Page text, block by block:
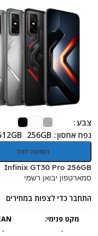
צבע
נפח אחסון 256GB
הוספה לסל
Infinix GT30 Pro 256GB
סמארטפון יבואן רשמי
התחבר כדי לצפות במחירים
מקט פנימי:
-
-